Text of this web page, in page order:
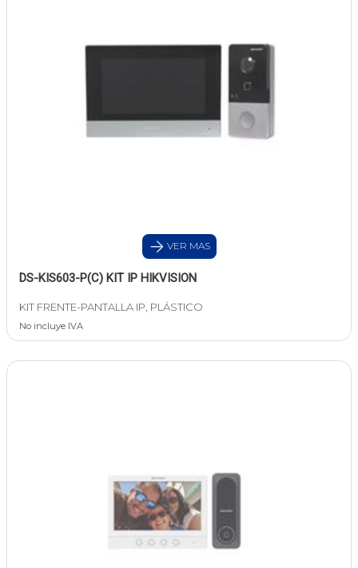
VER MAS
DS-KIS603-P(C) KIT IP HIKVISION
KIT FRENTE-PANTALLA IP, PLÁSTICO
No incluye IVA